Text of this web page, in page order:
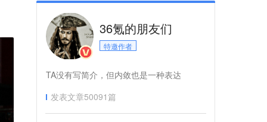
36氪的朋友们
特邀作者
TA没有写简介，但内敛也是一种表达
发表文章50091篇